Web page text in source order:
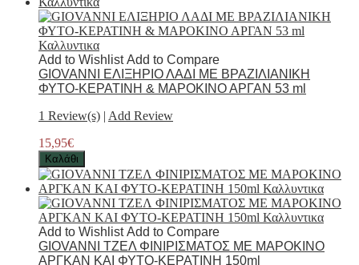
Add to Wishlist Add to Compare
GIOVANNI EΛΙΞΗΡΙΟ ΛΑΔΙ ΜΕ ΒΡΑΖΙΛΙΑΝΙΚΗ
ΦΥΤΟ-ΚΕΡΑΤΙΝΗ & ΜΑΡΟΚΙΝΟ ΑΡΓΑΝ 53 ml
1 Review(s) | Add Review
15,95€
Καλάθι
Add to Wishlist Add to Compare
GIOVANNI ΤΖΕΛ ΦΙΝΙΡΙΣΜΑΤΟΣ ΜΕ ΜΑΡΟΚΙΝΟ
ΑΡΓΚΑΝ ΚΑΙ ΦΥΤΟ-ΚΕΡΑΤΙΝΗ 150ml